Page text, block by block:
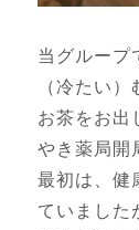
当グループ
（冷たい
お茶をお出
やき薬局開
最初は、健
ていました